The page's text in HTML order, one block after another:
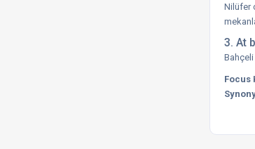
Nilüfer
3. At
Focus